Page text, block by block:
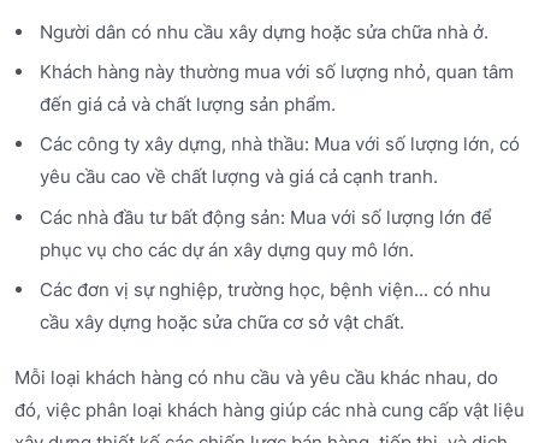
Người dân có nhu cầu xây dựng hoặc sửa chữa nhà ở.
Khách hàng này thường mua với số lượng nhỏ, quan tâm
đến giá cả và chất lượng sản phẩm.
Các công ty xây dựng, nhà thầu: Mua với số lượng lớn, có
yêu cầu cao về chất lượng và giá cả cạnh tranh.
Các nhà đầu tư bất động sản: Mua với số lượng lớn để
phục vụ cho các dự án xây dựng quy mô lớn.
Các đơn vị sự nghiệp, trường học, bệnh viện... có nhu
cầu xây dựng hoặc sửa chữa cơ sở vật chất.
Mỗi loại khách hàng có nhu cầu và yêu cầu khác nhau, do
đó, việc phân loại khách hàng giúp các nhà cung cấp vật liệu